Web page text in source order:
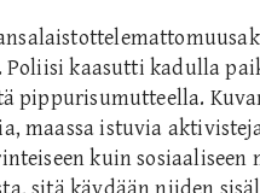
Poliisi kaasutti kadulla
pippurisumutteella.
maassa istuvia
kuin sosiaaliseen